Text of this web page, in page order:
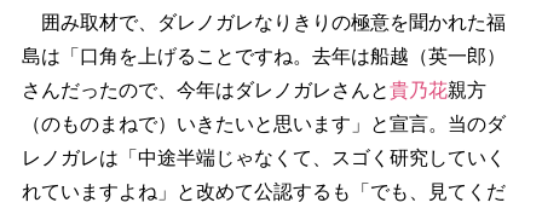
囲み取材で、ダレノガレなりきりの極意を聞かれた福
島は「口角を上げることですね。去年は船越（英一郎）
さんだったので、今年はダレノガレさんと貴乃花親方
（のものまねで）いきたいと思います」と宣言。当のダ
レノガレは「中途半端じゃなくて、スゴく研究していく
れていますよね」と改めて公認するも「でも、見てくだ